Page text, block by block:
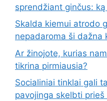
sprendžiant ginčus:
Skalda kiemui atrodo
nepadaroma ši dažna
Ar žinojote, kurias
tikrina pirmiausia?
Socialiniai tinklai gali
pavojinga skelbti prieš